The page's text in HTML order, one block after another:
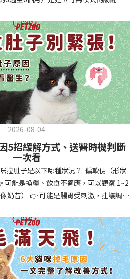
的健康關係。 建立安全健康的生活環境
會家居規則，避免危險行為和破壞家具。
指令可以阻止幼犬咬電線或誤食有害物
。規律的如廁訓練則能養成良好衛生習
適。增強溝通與信任關係訓練過程就像
和幼犬更好地理解彼此。當幼犬學會回
動機會，也建立了主人作為領導者的地
養幼犬對你的信任感，強化情感連結，
養社交技能與適應能力及早接觸各種環
長為自信穩定的成犬。適當的社會化訓練
、動物和人類和平相處，減少恐懼或攻
使幼犬未來能從容面對獸醫檢查、美容
情境，大大提升生活品質。 訓練幼犬不只
格和習慣的過程！ 透過耐心且一致的訓
的好狗狗，更能建立起相互尊重的終身
南，六步驟培養幼犬開始幼犬訓練時，
效果。從信任建立到習慣養成，每個階段
好的訓練應循序漸進，把握幼犬成長敏
導。遵循這六個步驟，即使是第一次養
的小狗訓練成聽話的好夥伴！建立信任
2026-08-04
5招緩解方式、送醫時機判斷
一次看
拉肚子是以下哪種狀況？ 偏軟便（形狀
可能是換糧、飲食不適應，可以觀察 1~2
奶昔） 👉 可能是腸胃受刺激，建議調整
議就醫。血便（帶血絲或黑色糞便） 👉
立即帶去獸醫院！想知道貓咪拉肚子的真
步驟，就能判斷問題嚴重性，決定是否
來看看該怎麼做吧！🐾 貓咪拉肚子怎麼
是否需要馬上看醫生貓咪拉肚子的因素與